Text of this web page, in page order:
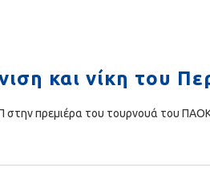
και νίκη του
πρεμιέρα του τουρνουά του